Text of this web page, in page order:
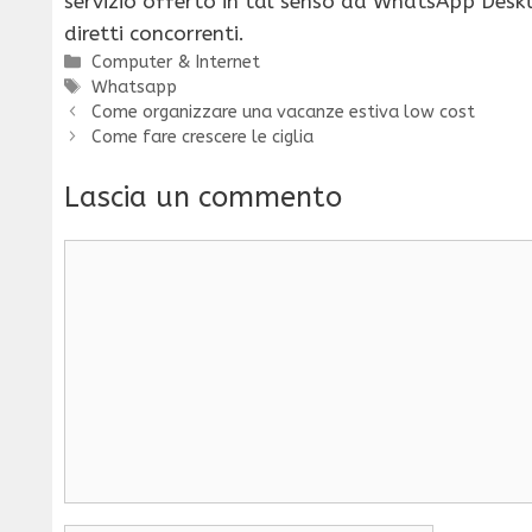
diretti concorrenti.
Categorie
Computer & Internet
Tag
Whatsapp
Come organizzare una vacanze estiva low cost
Come fare crescere le ciglia
Lascia un commento